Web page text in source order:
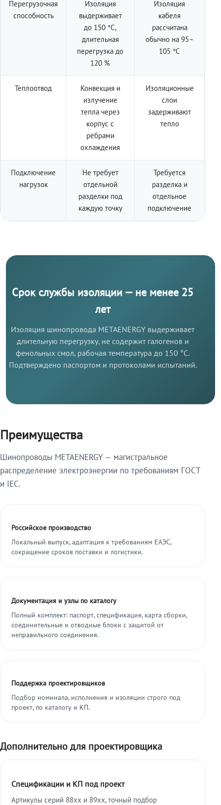
Перегрузочная
способность
Изоляция
выдерживает
до 150 °C,
длительная
перегрузка до
120 %
Изоляция
кабеля
рассчитана
обычно на 95–
105 °C
Теплоотвод
Конвекция и
излучение
тепла через
корпус с
рёбрами
охлаждения
Изоляционные
слои
задерживают
тепло
Подключение
нагрузок
Не требует
отдельной
разделки под
каждую точку
Требуется
разделка и
отдельное
подключение
Срок службы изоляции — не менее 25
лет
Изоляция шинопровода METAENERGY выдерживает
длительную перегрузку, не содержит галогенов и
фенольных смол, рабочая температура до 150 °C.
Подтверждено паспортом и протоколами испытаний.
Преимущества
Шинопроводы METAENERGY — магистральное
распределение электроэнергии по требованиям ГОСТ
и IEC.
Российское производство
Локальный выпуск, адаптация к требованиям ЕАЭС,
сокращение сроков поставки и логистики.
Документация и узлы по каталогу
Полный комплект: паспорт, спецификация, карта сборки,
соединительные и отводные блоки с защитой от
неправильного соединения.
Поддержка проектировщиков
Подбор номинала, исполнения и изоляции строго под
проект, по каталогу и КП.
Дополнительно для проектировщика
Спецификации и КП под проект
Артикулы серий 88xx и 89xx, точный подбор